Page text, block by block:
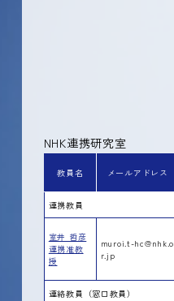
NHK連携研究室
教員名 メールアドレス
連携教員
室井 哲彦
連携准教
授
muroi.t-hc@nhk.o
r.jp
連絡教員（窓口教員）